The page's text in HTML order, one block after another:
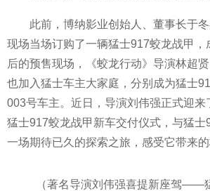
此前，博纳影业创始人、董事长于
现场当场订购了一辆猛士917蛟龙战甲，
后的预售现场，《蛟龙行动》导演林超
也加入猛士车主大家庭，分别成为猛士
003号车主。 近日，导演刘伟强正式迎
猛士917蛟龙战甲新车交付仪式，与猛士
一场期待已久的探索之旅，感受它带来的
（著名导演刘伟强喜提新座驾——